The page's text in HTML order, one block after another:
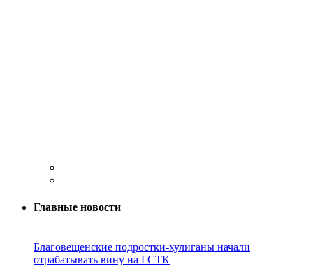
Главные новости
Благовещенские подростки-хулиганы начали
отрабатывать вину на ГСТК